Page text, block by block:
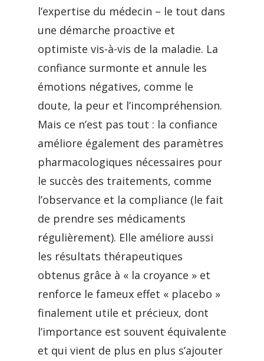
l’expertise du médecin – le tout dans
une démarche proactive et
optimiste vis-à-vis de la maladie. La
confiance surmonte et annule les
émotions négatives, comme le
doute, la peur et l’incompréhension.
Mais ce n’est pas tout : la confiance
améliore également des paramètres
pharmacologiques nécessaires pour
le succès des traitements, comme
l’observance et la compliance (le fait
de prendre ses médicaments
régulièrement). Elle améliore aussi
les résultats thérapeutiques
obtenus grâce à « la croyance » et
renforce le fameux effet « placebo »
finalement utile et précieux, dont
l’importance est souvent équivalente
et qui vient de plus en plus s’ajouter